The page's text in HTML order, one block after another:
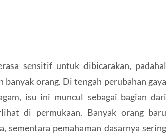
sensitif untuk dibicarakan, padahal
orang. Di tengah perubahan gaya
isu ini muncul sebagai bagian dari
di permukaan. Banyak orang baru
sementara pemahaman dasarnya sering